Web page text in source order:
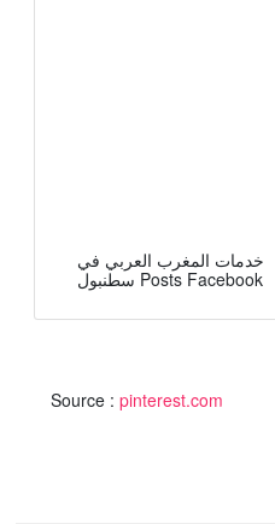
خدمات المغرب العربي في
سطنبول Posts Facebook
Source : pinterest.com